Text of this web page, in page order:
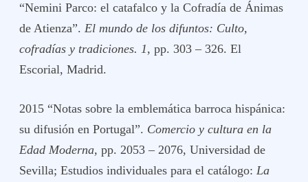
“Nemini Parco: el catafalco y la Cofradía de Ánimas
de Atienza”.El mundo de los difuntos: Culto,
cofradías y tradiciones. 1, pp. 303 – 326. El
Escorial, Madrid.
2015 “Notas sobre la emblemática barroca hispánica:
su difusión en Portugal”. Comercio y cultura en la
Edad Moderna, pp. 2053 – 2076, Universidad de
Sevilla; Estudios individuales para el catálogo:La